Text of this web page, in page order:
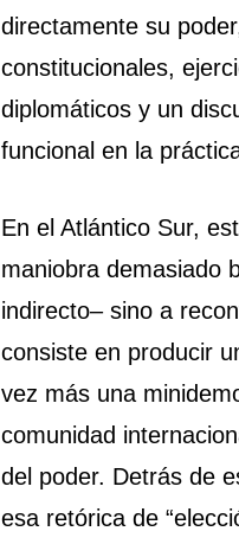
directamente su
constitucionales,
diplomáticos y un
funcional en la
En el Atlántico Sur,
maniobra demasiado
indirecto– sino a
consiste en producir
vez más una
comunidad
del poder. Detrás de
esa retórica de